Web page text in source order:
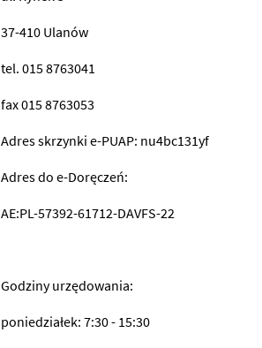
37-410 Ulanów
tel. 015 8763041
fax 015 8763053
Adres skrzynki e-PUAP: nu4bc131yf
Adres do e-Doręczeń:
AE:PL-57392-61712-DAVFS-22
Godziny urzędowania:
poniedziałek: 7:30 - 15:30